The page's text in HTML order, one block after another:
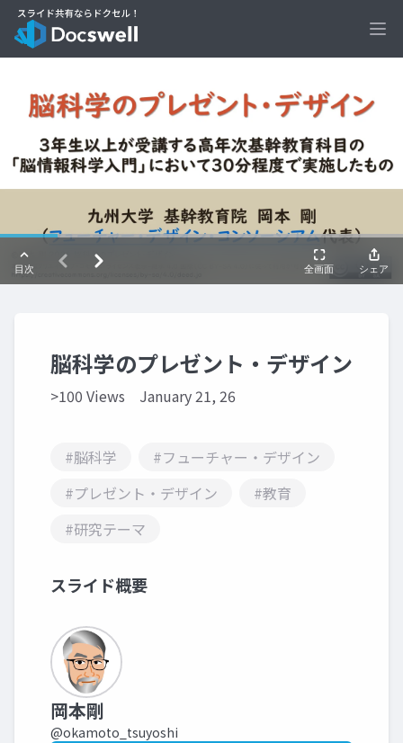
脳科学のプレゼント・デザイン
>100 Views January 21, 26
#脳科学
#フューチャー・デザイン
#プレゼント・デザイン
#教育
#研究テーマ
スライド概要
岡本剛
@okamoto_tsuyoshi